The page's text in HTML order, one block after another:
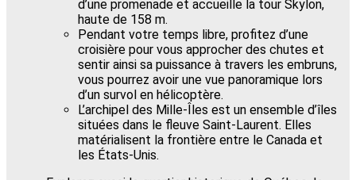
d’une promenade et accueille la tour Skylon,
haute de 158 m.
Pendant votre temps libre, profitez d’une
croisière pour vous approcher des chutes et
sentir ainsi sa puissance à travers les embruns,
vous pourrez avoir une vue panoramique lors
d’un survol en hélicoptère.
L’archipel des Mille-Îles est un ensemble d’îles
situées dans le fleuve Saint-Laurent. Elles
matérialisent la frontière entre le Canada et
les États-Unis.